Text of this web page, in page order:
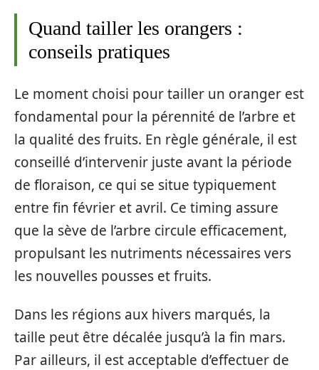
Quand tailler les orangers :
conseils pratiques
Le moment choisi pour tailler un oranger est
fondamental pour la pérennité de l’arbre et
la qualité des fruits. En règle générale, il est
conseillé d’intervenir juste avant la période
de floraison, ce qui se situe typiquement
entre fin février et avril. Ce timing assure
que la sève de l’arbre circule efficacement,
propulsant les nutriments nécessaires vers
les nouvelles pousses et fruits.
Dans les régions aux hivers marqués, la
taille peut être décalée jusqu’à la fin mars.
Par ailleurs, il est acceptable d’effectuer de